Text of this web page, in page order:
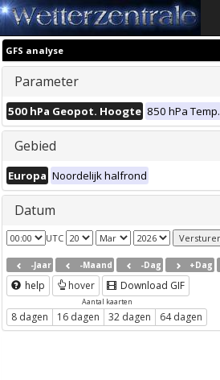
GFS analyse
Parameter
500 hPa Geopot. Hoogte 850 hPa Temp.
Gebied
Europa Noordelijk halfrond
Datum
UTC
-Jaar -Maand -Dag +Dag
help hover Download GIF
Aantal kaarten
8 dagen 16 dagen 32 dagen 64 dagen